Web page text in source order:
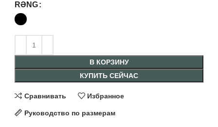
RƏNG
В КОРЗИНУ
КУПИТЬ СЕЙЧАС
Сравнивать Избранное
Руководство по размерам